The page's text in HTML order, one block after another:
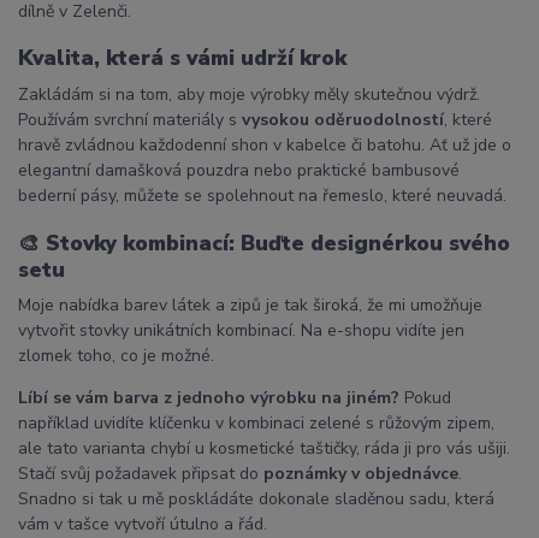
dílně v Zelenči.
Kvalita, která s vámi udrží krok
Zakládám si na tom, aby moje výrobky měly skutečnou výdrž.
Používám svrchní materiály s vysokou oděruodolností, které
hravě zvládnou každodenní shon v kabelce či batohu. Ať už jde o
elegantní damašková pouzdra nebo praktické bambusové
bederní pásy, můžete se spolehnout na řemeslo, které neuvadá.
🎨 Stovky kombinací: Buďte designérkou svého
setu
Moje nabídka barev látek a zipů je tak široká, že mi umožňuje
vytvořit stovky unikátních kombinací. Na e-shopu vidíte jen
zlomek toho, co je možné.
Líbí se vám barva z jednoho výrobku na jiném? Pokud
například uvidíte klíčenku v kombinaci zelené s růžovým zipem,
ale tato varianta chybí u kosmetické taštičky, ráda ji pro vás ušiji.
Stačí svůj požadavek připsat do poznámky v objednávce.
Snadno si tak u mě poskládáte dokonale sladěnou sadu, která
vám v tašce vytvoří útulno a řád.